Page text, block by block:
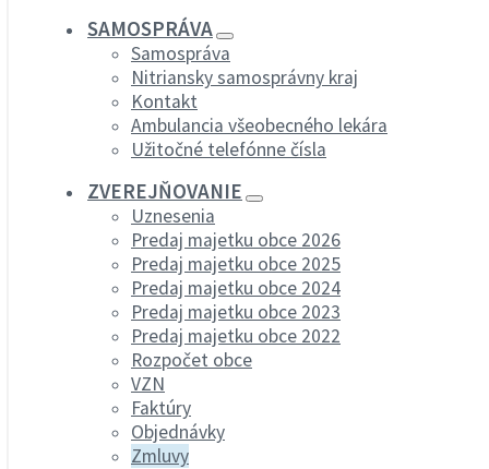
SAMOSPRÁVA
Samospráva
Nitriansky samosprávny kraj
Kontakt
Ambulancia všeobecného lekára
Užitočné telefónne čísla
ZVEREJŇOVANIE
Uznesenia
Predaj majetku obce 2026
Predaj majetku obce 2025
Predaj majetku obce 2024
Predaj majetku obce 2023
Predaj majetku obce 2022
Rozpočet obce
VZN
Faktúry
Objednávky
Zmluvy